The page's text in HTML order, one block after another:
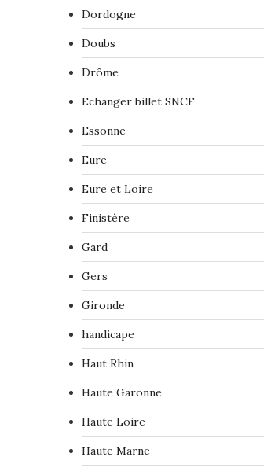
Dordogne
Doubs
Drôme
Echanger billet SNCF
Essonne
Eure
Eure et Loire
Finistère
Gard
Gers
Gironde
handicape
Haut Rhin
Haute Garonne
Haute Loire
Haute Marne